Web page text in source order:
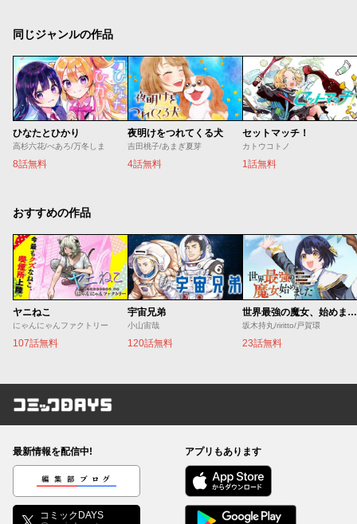
同じジャンルの作品
ひなたとひかり
高杉六花/べあろ/万冬しま
8話無料
夜明けをつれてくる犬
吉田桃子/あまぎ夏芽
4話無料
セットマッチ！
カトウコトノ
1話無料
おすすめの作品
ヤニねこ
にゃんにゃんファクトリー
107話無料
宇宙兄弟
小山宙哉
120話無料
世界最強の魔女、始めました ～私だけ『攻略サイト』を見れる世界で自由に生きます～
坂木持丸/riritto/戸賀環
23話無料
コミックDAYS
最新情報を配信中!
編集部ブログ
コミックDAYS
アプリもあります